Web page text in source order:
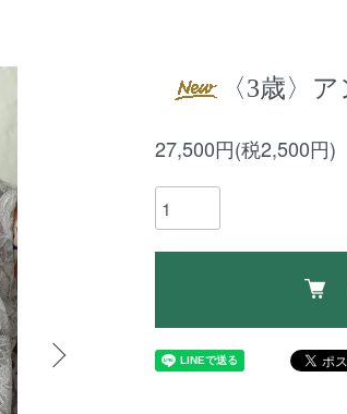
〈3歳〉
27,500円(税2,500円)